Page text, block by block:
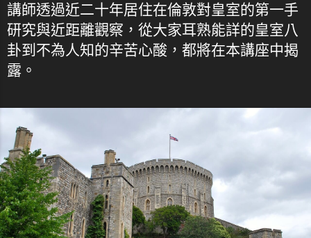
講師透過近二十年居住在倫敦對皇室的第一手
研究與近距離觀察，從大家耳熟能詳的皇室八
卦到不為人知的辛苦心酸，都將在本講座中揭
露。